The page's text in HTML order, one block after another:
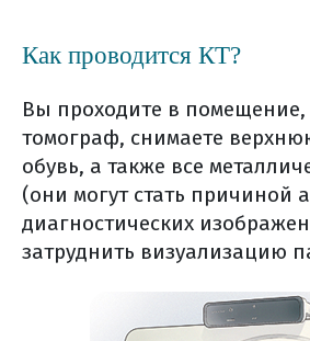
Как проводится КТ?
Вы проходите в помещение,
томограф, снимаете
обувь, а также все
(они могут стать причиной
диагностических
затруднить визуализацию